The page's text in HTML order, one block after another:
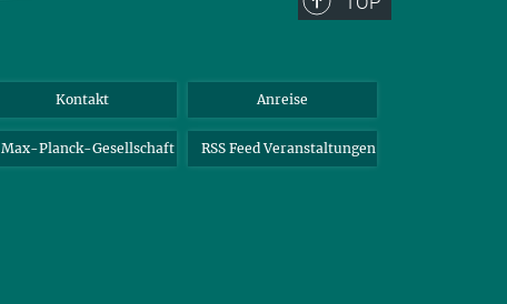
Kontakt Anreise
Max-Planck-Gesellschaft RSS Feed Veranstaltungen